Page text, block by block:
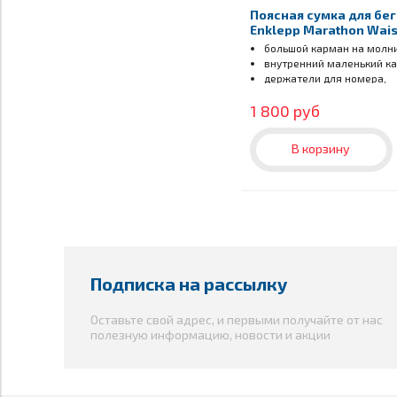
Поясная сумка для
Enklepp Marathon
green forest
большой карман на
внутренний маленький
держатели для номера,
1 800 руб
В корзину
Подписка на рассылку
Оставьте свой адрес, и первыми получайте от нас
полезную информацию, новости и акции